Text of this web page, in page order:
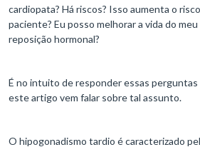
cardiopata? Há riscos? Isso aumenta o
paciente? Eu posso melhorar a vida do
reposição hormonal?
É no intuito de responder essas
este artigo vem falar sobre tal assunto.
O hipogonadismo tardio é caracterizado